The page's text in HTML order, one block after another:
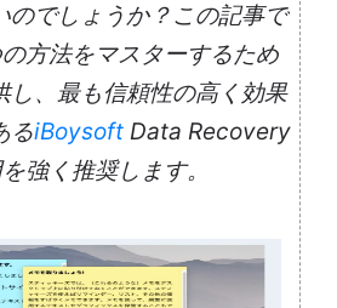
のでしょうか？この記事で
方法をマスターするため
し、最も信頼性の高く効果
るiBoysoft Data Recovery
強く推奨します。